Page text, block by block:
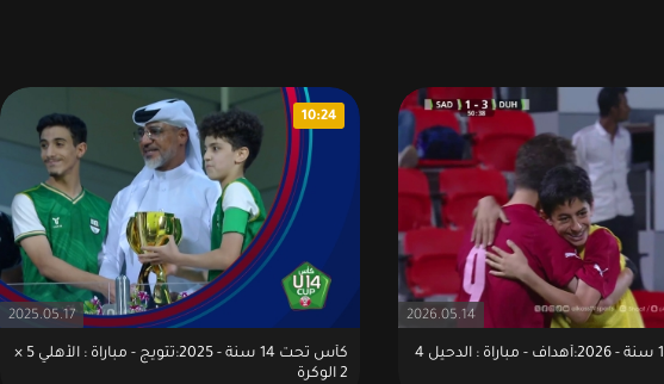
كأس تحت 14 سنة - 2026:أهداف - مباراة : الدحيل 4
2026.05.14
كأس تحت 14 سنة - 2025:تتويج - مباراة : الأهلي 5 ×
2 الوكرة
10:24
2025.05.17